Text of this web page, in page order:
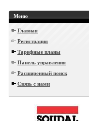
Меню
Главная
Регистрация
Тарифные планы
Панель управления
Расширенный поиск
Связь с нами